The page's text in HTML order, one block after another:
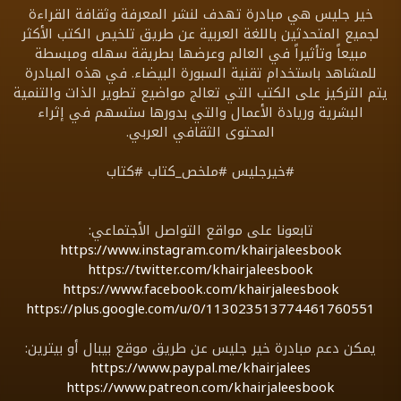
خير جليس هي مبادرة تهدف لنشر المعرفة وثقافة القراءة
لجميع المتحدثين باللغة العربية عن طريق تلخيص الكتب الأكثر
مبيعاً وتأثيراً في العالم وعرضها بطريقة سهله ومبسطة
للمشاهد باستخدام تقنية السبورة البيضاء. في هذه المبادرة
يتم التركيز على الكتب التي تعالج مواضيع تطوير الذات والتنمية
البشرية وريادة الأعمال والتي بدورها ستسهم في إثراء
المحتوى الثقافي العربي.
#خيرجليس #ملخص_كتاب #كتاب
تابعونا على مواقع التواصل الأجتماعي:
https://www.instagram.com/khairjaleesbook
https://twitter.com/khairjaleesbook
https://www.facebook.com/khairjaleesbook
https://plus.google.com/u/0/113023513774461760551
يمكن دعم مبادرة خير جليس عن طريق موقع بيبال أو بيترين:
https://www.paypal.me/khairjalees
https://www.patreon.com/khairjaleesbook